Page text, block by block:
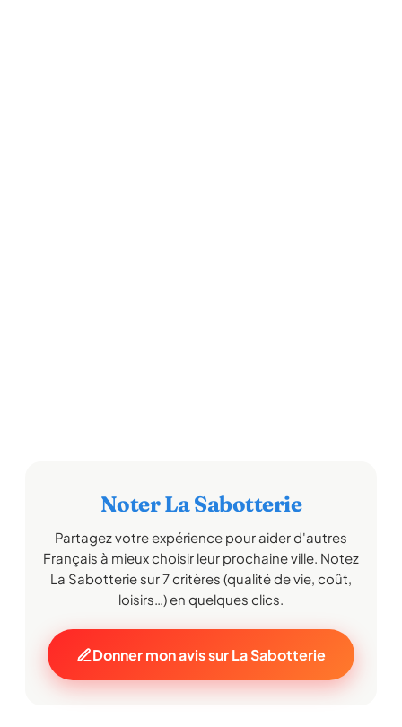
Noter La Sabotterie
Partagez votre expérience pour aider d'autres
Français à mieux choisir leur prochaine ville. Notez
La Sabotterie sur 7 critères (qualité de vie, coût,
loisirs…) en quelques clics.
Donner mon avis sur La Sabotterie